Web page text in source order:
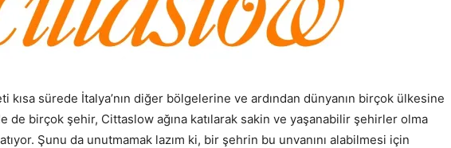
kısa sürede İtalya’nın diğer bölgelerine ve ardından dünyanın birçok ülkesine
de birçok şehir, Cittaslow ağına katılarak sakin ve yaşanabilir şehirler olma
Şunu da unutmamak lazım ki, bir şehrin bu unvanını alabilmesi için